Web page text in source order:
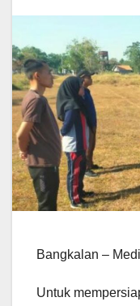
Bangkalan –
Untuk